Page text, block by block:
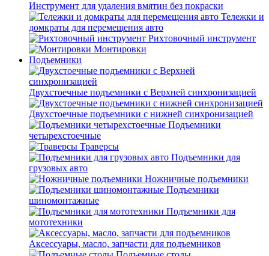
Инструмент для удаления вмятин без покраски
Тележки и
домкраты для перемещения авто
Рихтовочный инструмент
Монтировки
Подъемники
Двухстоечные подъемники с Верхней синхронизацией
Двухстоечные подъемники с нижней синхронизацией
Подъемники
четырехстоечные
Траверсы
Подъемники для
грузовых авто
Ножничные подъемники
Подъемники
шиномонтажные
Подъемники для
мототехники
Аксессуары, масло, запчасти для подъемников